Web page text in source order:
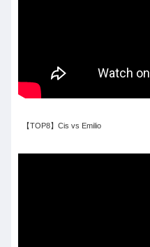
【TOP8】Cis vs Emilio